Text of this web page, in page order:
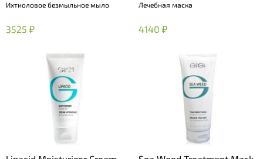
Soap
Ихтиоловое безмыльное мыло
3525 ₽
Лечебная маска
4140 ₽